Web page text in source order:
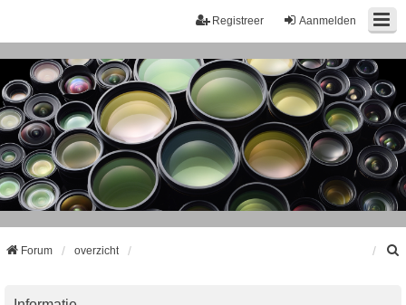
Aanmelden
Registreer
Forum overzicht